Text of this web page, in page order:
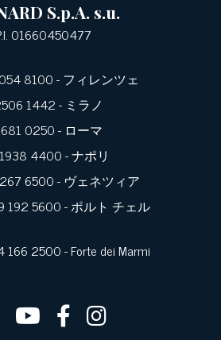
S.p.A. s.u.
01660450477
8100- フィレンツェ
1442- ミラノ
0250- ローマ
4400- ナポリ
6500- ヴェネツィア
192 5600- ポルト チェル
166 2500- Forte dei Marmi